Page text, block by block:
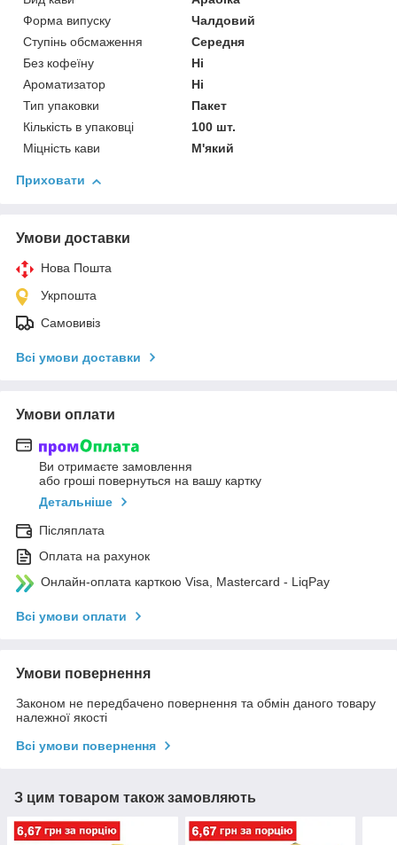
Форма випуску
Чалдовий
Ступінь обсмаження
Середня
Без кофеїну
Ні
Ароматизатор
Ні
Тип упаковки
Пакет
Кількість в упаковці
100 шт.
Міцність кави
М'який
Приховати
Умови доставки
Нова Пошта
Укрпошта
Самовивіз
Всі умови доставки
Умови оплати
Ви отримаєте замовлення
або гроші повернуться на вашу картку
Детальніше
Післяплата
Оплата на рахунок
Онлайн-оплата карткою Visa, Mastercard - LiqPay
Всі умови оплати
Умови повернення
Законом не передбачено повернення та обмін даного товару
належної якості
Всі умови повернення
З цим товаром також замовляють